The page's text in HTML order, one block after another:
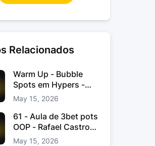
Relacionados
Warm Up - Bubble
Spots em Hypers -
João “JoaoChef“
Branco
May 15, 2026
61 - Aula de 3bet pots
OOP - Rafael Castro
Jacinto
May 15, 2026